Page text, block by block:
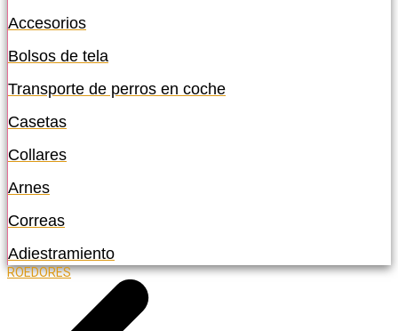
Accesorios
Bolsos de tela
Transporte de perros en coche
Casetas
Collares
Arnes
Correas
Adiestramiento
ROEDORES